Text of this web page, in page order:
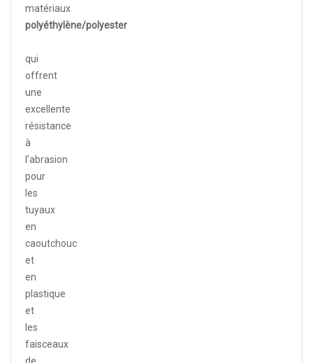
matériaux
polyéthylène/polyester
qui
offrent
une
excellente
résistance
à
l’abrasion
pour
les
tuyaux
en
caoutchouc
et
en
plastique
et
les
faisceaux
de